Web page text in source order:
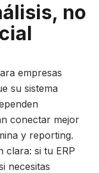
no
empresas
su sistema
conectar mejor
y reporting.
clara: si tu ERP
necesitas